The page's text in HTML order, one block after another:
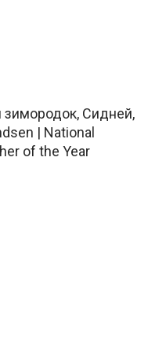
зимородок, Сидней,
| National
of the Year